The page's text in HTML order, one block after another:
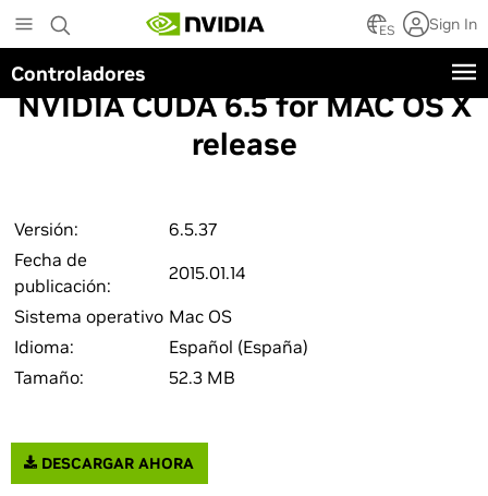
to
main
content
ES Sign In
Controladores
NVIDIA CUDA 6.5 for MAC OS X
release
Versión:
6.5.37
Fecha de
publicación:
2015.01.14
Sistema operativo Mac OS
Idioma:
Español (España)
Tamaño:
52.3 MB
DESCARGAR AHORA